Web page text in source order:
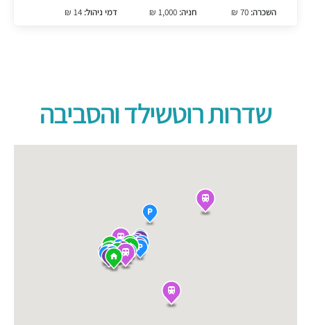
השכרה:
חניה: 1,000 ₪ דמי ניהול:
שדרות רוטשילד והסביבה